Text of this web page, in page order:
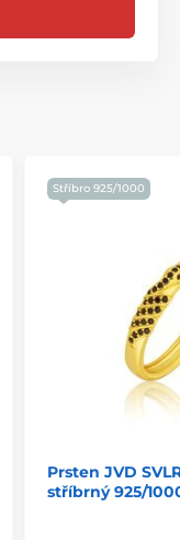
Stříbro 925/1000
Prsten JVD
stříbrný 925/